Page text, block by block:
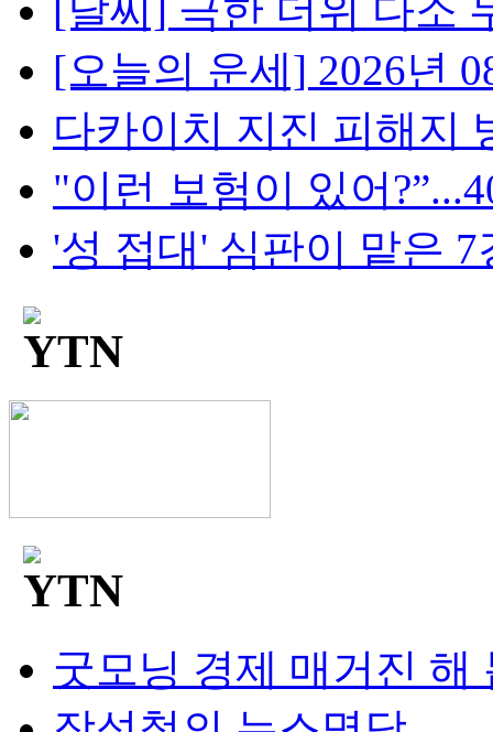
[날씨] 극한 더위 다소
[오늘의 운세] 2026년
다카이치 지진 피해지
"이런 보험이 있어
'성 접대' 심판이 맡은 7
굿모닝 경제 매거진 해